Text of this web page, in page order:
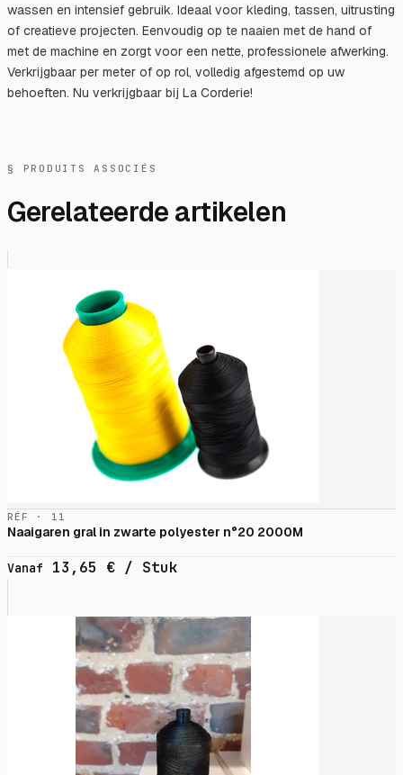
wassen en intensief gebruik. Ideaal voor kleding, tassen, uitrusting
of creatieve projecten. Eenvoudig op te naaien met de hand of
met de machine en zorgt voor een nette, professionele afwerking.
Verkrijgbaar per meter of op rol, volledig afgestemd op uw
behoeften. Nu verkrijgbaar bij La Corderie!
§ PRODUITS ASSOCIÉS
Gerelateerde artikelen
RÉF · 11
Naaigaren gral in zwarte polyester n°20 2000M
Vanaf 13,65 € / Stuk